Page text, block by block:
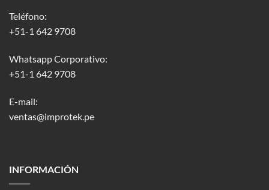
Teléfono:
+51-1 642 9708
Whatsapp Corporativo:
+51-1 642 9708
E-mail:
ventas@improtek.pe
INFORMACIÓN